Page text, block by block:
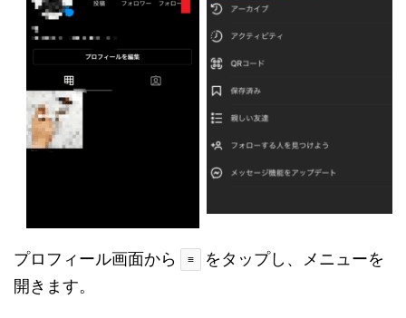
プロフィール画面から ≡
をタップし、メニューを
開きます。